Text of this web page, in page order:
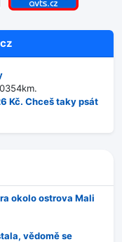
Kč. Chceš taky psát
okolo ostrova Mali
vědomě se